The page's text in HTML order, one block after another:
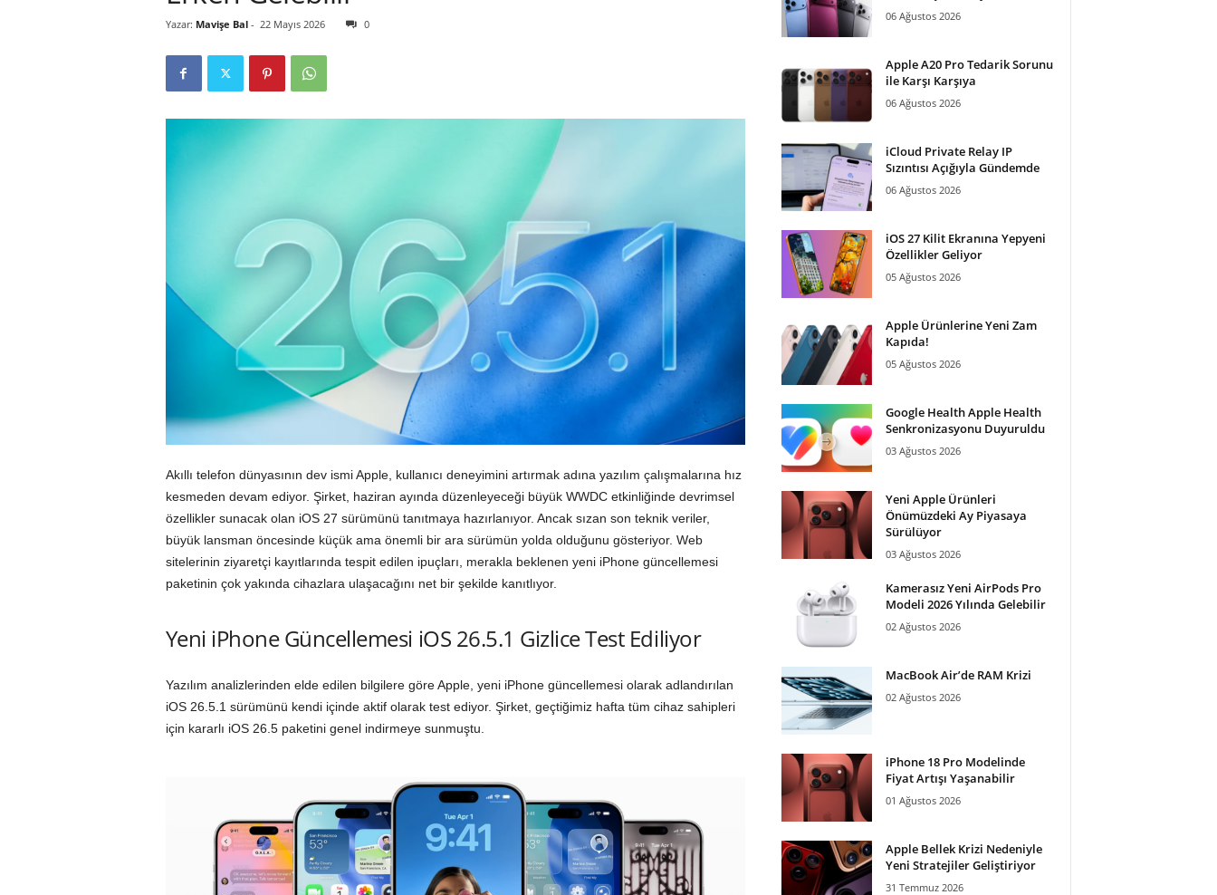
i
m
Yazar: Mavişe Bal- 22 Mayıs 2026 0
Akıllı telefon dünyasının dev ismi Apple, kullanıcı deneyimini artırmak adına yazılım çalışmalarına hız
kesmeden devam ediyor. Şirket, haziran ayında düzenleyeceği büyük WWDC etkinliğinde devrimsel
özellikler sunacak olan iOS 27 sürümünü tanıtmaya hazırlanıyor. Ancak sızan son teknik veriler,
büyük lansman öncesinde küçük ama önemli bir ara sürümün yolda olduğunu gösteriyor. Web
sitelerinin ziyaretçi kayıtlarında tespit edilen ipuçları, merakla beklenen yeni iPhone güncellemesi
paketinin çok yakında cihazlara ulaşacağını net bir şekilde kanıtlıyor.
Yeni iPhone Güncellemesi iOS 26.5.1 Gizlice Test Ediliyor
Yazılım analizlerinden elde edilen bilgilere göre Apple, yeni iPhone güncellemesi olarak adlandırılan
iOS 26.5.1 sürümünü kendi içinde aktif olarak test ediyor. Şirket, geçtiğimiz hafta tüm cihaz sahipleri
için kararlı iOS 26.5 paketini genel indirmeye sunmuştu.
06 Ağustos 2026
Apple A20 Pro Tedarik Sorunu
ile Karşı Karşıya
06 Ağustos 2026
iCloud Private Relay IP
Sızıntısı Açığıyla Gündemde
06 Ağustos 2026
iOS 27 Kilit Ekranına Yepyeni
Özellikler Geliyor
05 Ağustos 2026
Apple Ürünlerine Yeni Zam
Kapıda!
05 Ağustos 2026
Google Health Apple Health
Senkronizasyonu Duyuruldu
03 Ağustos 2026
Yeni Apple Ürünleri
Önümüzdeki Ay Piyasaya
Sürülüyor
03 Ağustos 2026
Kamerasız Yeni AirPods Pro
Modeli 2026 Yılında Gelebilir
02 Ağustos 2026
MacBook Air’de RAM Krizi
02 Ağustos 2026
iPhone 18 Pro Modelinde
Fiyat Artışı Yaşanabilir
01 Ağustos 2026
Apple Bellek Krizi Nedeniyle
Yeni Stratejiler Geliştiriyor
31 Temmuz 2026